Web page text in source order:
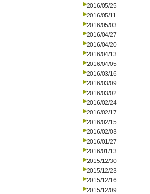
2016/05/25
2016/05/11
2016/05/03
2016/04/27
2016/04/20
2016/04/13
2016/04/05
2016/03/16
2016/03/09
2016/03/02
2016/02/24
2016/02/17
2016/02/15
2016/02/03
2016/01/27
2016/01/13
2015/12/30
2015/12/23
2015/12/16
2015/12/09